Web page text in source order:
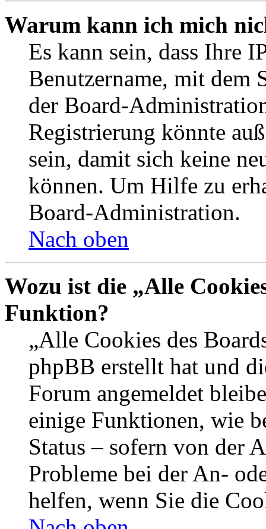
Warum kann ich mich
Es kann sein, dass Ihre
Benutzername, mit dem
der Board-
Registrierung könnte
sein, damit sich keine
können. Um Hilfe zu
Board-Administration.
Nach oben
Wozu ist die „Alle
Funktion?
„Alle Cookies des
phpBB erstellt hat und
Forum angemeldet
einige Funktionen, wie
Status – sofern von der
Probleme bei der An-
helfen, wenn Sie die